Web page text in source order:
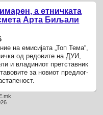
а етничката
Арта Биљали
на емисијата „Топ Тема“,
од редовите на ДУИ,
и владиниот претставник
за новиот предлог-